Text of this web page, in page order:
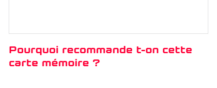
Pourquoi recommande t-on cette
carte mémoire ?